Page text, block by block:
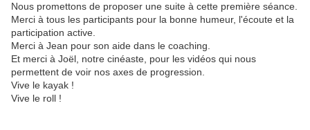
Nous promettons de proposer une suite à cette première séance.
Merci à tous les participants pour la bonne humeur, l'écoute et la
participation active.
Merci à Jean pour son aide dans le coaching.
Et merci à Joël, notre cinéaste, pour les vidéos qui nous
permettent de voir nos axes de progression.
Vive le kayak !
Vive le roll !